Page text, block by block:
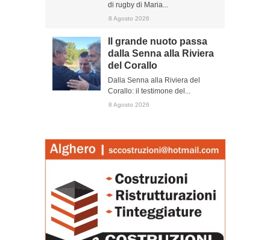
di rugby di Maria...
8 Agosto 2026
Il grande nuoto passa
dalla Senna alla Riviera
del Corallo
Dalla Senna alla Riviera del
Corallo: il testimone del...
8 Agosto 2026